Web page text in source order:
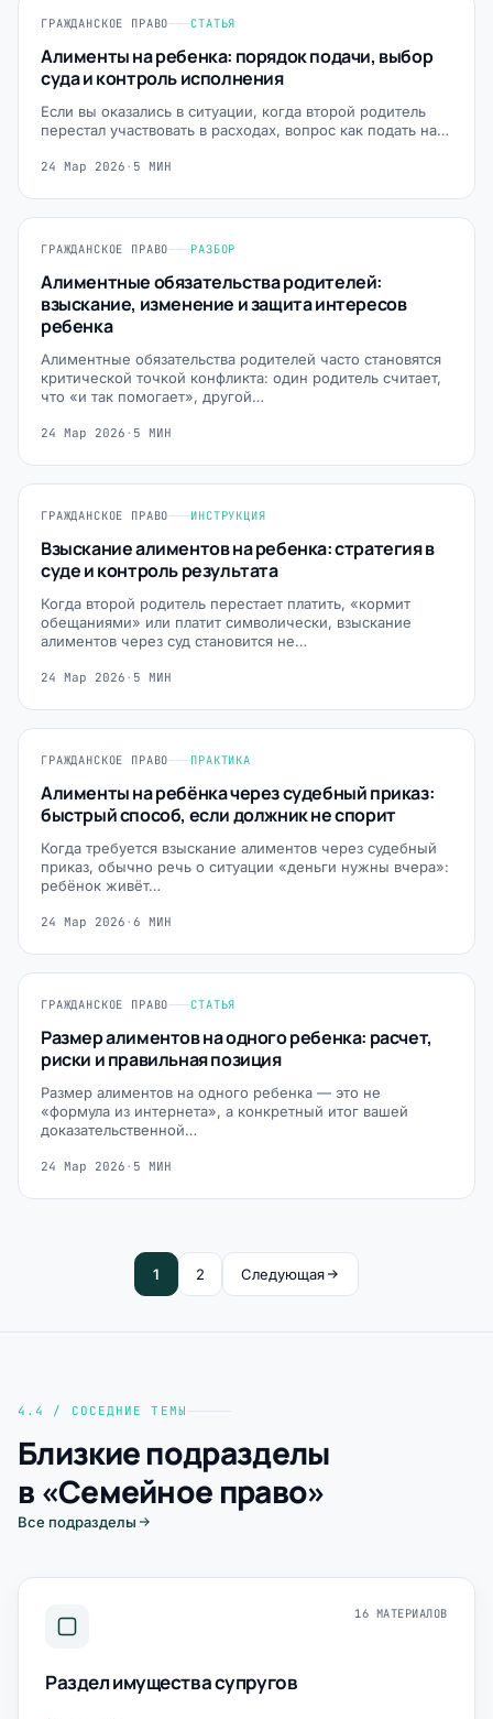
ГРАЖДАНСКОЕ ПРАВО СТАТЬЯ
Алименты на ребенка: порядок подачи, выбор
суда и контроль исполнения
Если вы оказались в ситуации, когда второй родитель
перестал участвовать в расходах, вопрос как подать на…
24 Мар 2026 · 5 МИН
ГРАЖДАНСКОЕ ПРАВО РАЗБОР
Алиментные обязательства родителей:
взыскание, изменение и защита интересов
ребенка
Алиментные обязательства родителей часто становятся
критической точкой конфликта: один родитель считает,
что «и так помогает», другой…
24 Мар 2026 · 5 МИН
ГРАЖДАНСКОЕ ПРАВО ИНСТРУКЦИЯ
Взыскание алиментов на ребенка: стратегия в
суде и контроль результата
Когда второй родитель перестает платить, «кормит
обещаниями» или платит символически, взыскание
алиментов через суд становится не…
24 Мар 2026 · 5 МИН
ГРАЖДАНСКОЕ ПРАВО ПРАКТИКА
Алименты на ребёнка через судебный приказ:
быстрый способ, если должник не спорит
Когда требуется взыскание алиментов через судебный
приказ, обычно речь о ситуации «деньги нужны вчера»:
ребёнок живёт…
24 Мар 2026 · 6 МИН
ГРАЖДАНСКОЕ ПРАВО СТАТЬЯ
Размер алиментов на одного ребенка: расчет,
риски и правильная позиция
Размер алиментов на одного ребенка — это не
«формула из интернета», а конкретный итог вашей
доказательственной…
24 Мар 2026 · 5 МИН
1 2 Следующая
4.4 / СОСЕДНИЕ ТЕМЫ
Близкие подразделы
в «Семейное право»
Все подразделы
16 МАТЕРИАЛОВ
Раздел имущества супругов